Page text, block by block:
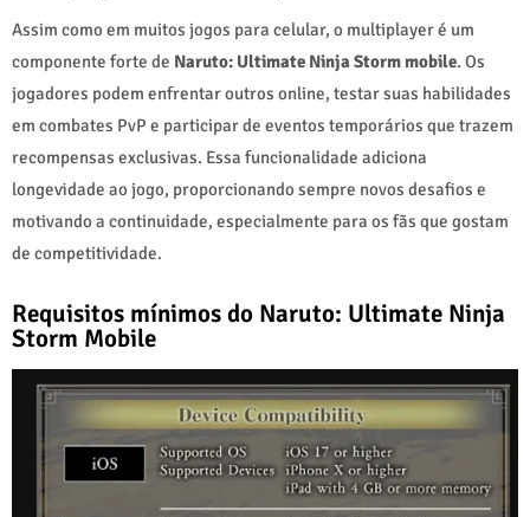
Assim como em muitos jogos para celular, o multiplayer é um
componente forte de Naruto: Ultimate Ninja Storm mobile. Os
jogadores podem enfrentar outros online, testar suas habilidades
em combates PvP e participar de eventos temporários que trazem
recompensas exclusivas. Essa funcionalidade adiciona
longevidade ao jogo, proporcionando sempre novos desafios e
motivando a continuidade, especialmente para os fãs que gostam
de competitividade.
Requisitos mínimos do Naruto: Ultimate Ninja
Storm Mobile